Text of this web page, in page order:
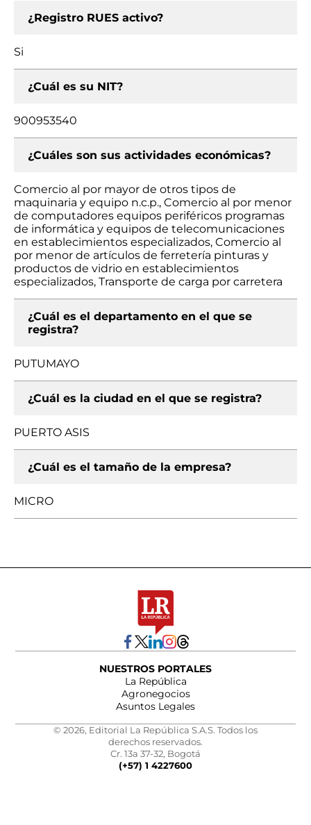
¿Registro RUES activo?
Si
¿Cuál es su NIT?
900953540
¿Cuáles son sus actividades económicas?
Comercio al por mayor de otros tipos de
maquinaria y equipo n.c.p., Comercio al por menor
de computadores equipos periféricos programas
de informática y equipos de telecomunicaciones
en establecimientos especializados, Comercio al
por menor de artículos de ferretería pinturas y
productos de vidrio en establecimientos
especializados, Transporte de carga por carretera
¿Cuál es el departamento en el que se
registra?
PUTUMAYO
¿Cuál es la ciudad en el que se registra?
PUERTO ASIS
¿Cuál es el tamaño de la empresa?
MICRO
NUESTROS PORTALES
La República
Agronegocios
Asuntos Legales
© 2026, Editorial La República S.A.S. Todos los
derechos reservados.
Cr. 13a 37-32, Bogotá
(+57) 1 4227600